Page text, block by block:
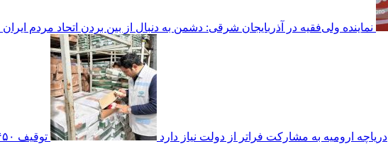
نماینده ولی‌فقیه در آذربایجان شرقی: دشمن به دنبال از بین بردن اتحاد مردم
دریاچه ارومیه به مشارکت فراتر از دولت نیاز دارد
توقیف ۴۵۰ تن فرآورده خام دامی به دلیل رعایت نکردن ضوابط بهداشتی